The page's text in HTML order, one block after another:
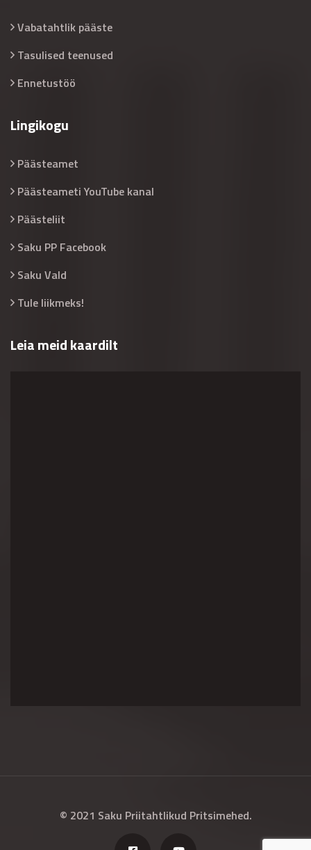
Vabatahtlik pääste
Tasulised teenused
Ennetustöö
Lingikogu
Päästeamet
Päästeameti YouTube kanal
Päästeliit
Saku PP Facebook
Saku Vald
Tule liikmeks!
Leia meid kaardilt
© 2021 Saku Priitahtlikud Pritsimehed.